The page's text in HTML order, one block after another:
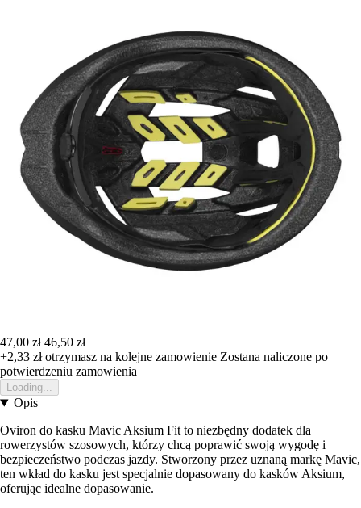
47,00 zł 46,50 zł
+2,33 złotrzymasz na kolejne zamowienie Zostana naliczone po
potwierdzeniu zamowienia
Loading...
Opis
Oviron do kasku Mavic Aksium Fit to niezbędny dodatek dla
rowerzystów szosowych, którzy chcą poprawić swoją wygodę i
bezpieczeństwo podczas jazdy. Stworzony przez uznaną markę Mavic,
ten wkład do kasku jest specjalnie dopasowany do kasków Aksium,
oferując idealne dopasowanie.